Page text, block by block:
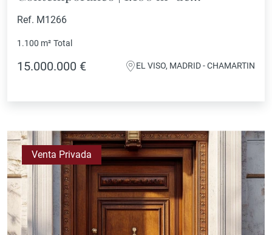
Exclusividad, Bienestar y Diseño
Ref. M1266
1.100 m² Total
15.000.000 € EL VISO, MADRID - CHAMARTIN
Venta Privada